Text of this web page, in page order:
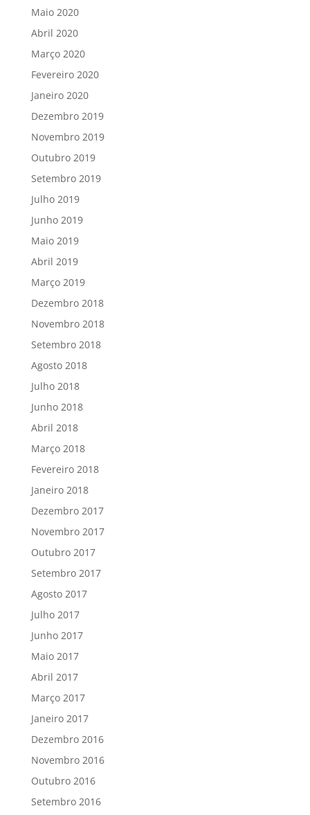
Maio 2020
Abril 2020
Março 2020
Fevereiro 2020
Janeiro 2020
Dezembro 2019
Novembro 2019
Outubro 2019
Setembro 2019
Julho 2019
Junho 2019
Maio 2019
Abril 2019
Março 2019
Dezembro 2018
Novembro 2018
Setembro 2018
Agosto 2018
Julho 2018
Junho 2018
Abril 2018
Março 2018
Fevereiro 2018
Janeiro 2018
Dezembro 2017
Novembro 2017
Outubro 2017
Setembro 2017
Agosto 2017
Julho 2017
Junho 2017
Maio 2017
Abril 2017
Março 2017
Janeiro 2017
Dezembro 2016
Novembro 2016
Outubro 2016
Setembro 2016